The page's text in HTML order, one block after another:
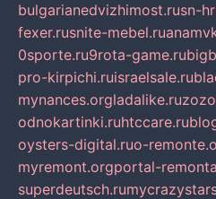
bulgarianedvizhimost.rusn-
fexer.rusnite-mebel.ru
0sporte.ru9rota-game.ru
pro-kirpichi.ruisraelsale.ru
mynances.orgladalike.ru
odnokartinki.ruhtccare.ru
oysters-digital.ruo-
myremont.orgportal-
superdeutsch.ru